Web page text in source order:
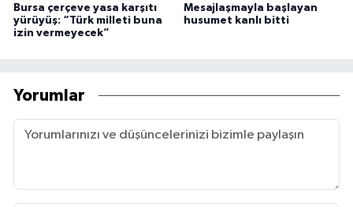
Bursa çerçeve yasa karşıtı
yürüyüş: “Türk milleti buna
izin vermeyecek”
Mesajlaşmayla başlayan
husumet kanlı bitti
Yorumlar